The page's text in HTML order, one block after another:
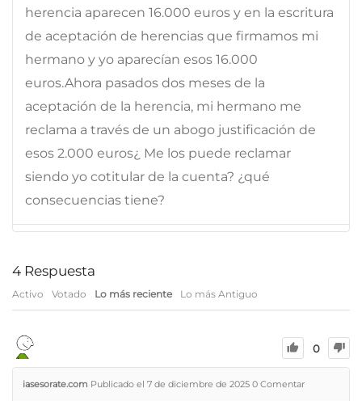
herencia aparecen 16.000 euros y en la escritura
de aceptación de herencias que firmamos mi
hermano y yo aparecían esos 16.000
euros.Ahora pasados dos meses de la
aceptación de la herencia, mi hermano me
reclama a través de un abogo justificación de
esos 2.000 euros¿ Me los puede reclamar
siendo yo cotitular de la cuenta? ¿qué
consecuencias tiene?
4 Respuesta
Activo Votado Lo más reciente Lo más Antiguo
0
iasesorate.com Publicado el 7 de diciembre de 2025 0 Comentar